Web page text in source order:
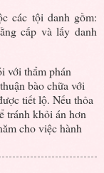
các tội danh gồm:
cấp và lấy danh
với thẩm phán
bào chữa với
tiết lộ. Nếu thỏa
tránh khỏi án hơn
cho việc hành